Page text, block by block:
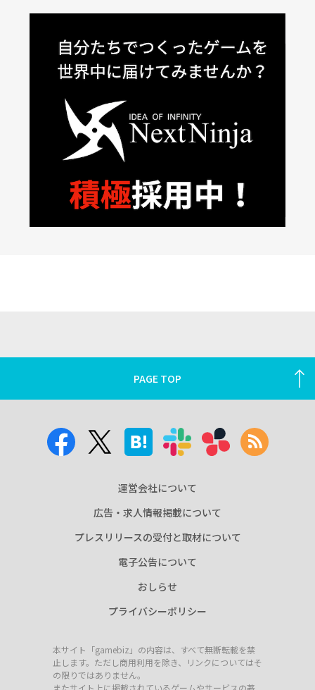
PAGE TOP
運営会社について
広告・求人情報掲載について
プレスリリースの受付と取材について
電子公告について
おしらせ
プライバシーポリシー
本サイト「gamebiz」の内容は、すべて無断転載を禁
止します。ただし商用利用を除き、リンクについてはそ
の限りではありません。